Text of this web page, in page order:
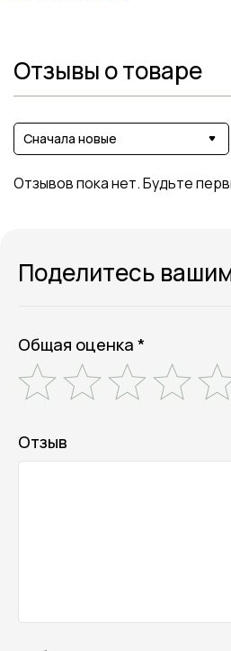
Отзывы о товаре
Сначала новые
Отзывов пока нет. Будьте
Поделитесь
Общая оценка *
Отзыв
ухода за собой